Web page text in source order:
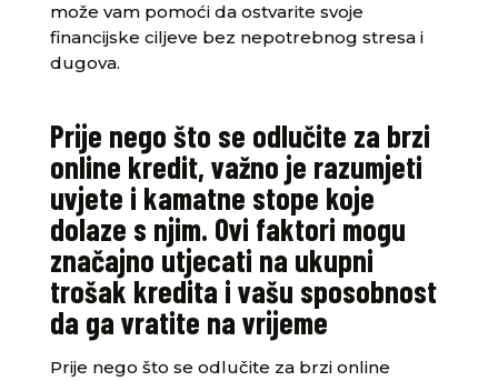
može vam pomoći da ostvarite svoje
financijske ciljeve bez nepotrebnog stresa i
dugova.
Prije nego što se odlučite za brzi
online kredit, važno je razumjeti
uvjete i kamatne stope koje
dolaze s njim. Ovi faktori mogu
značajno utjecati na ukupni
trošak kredita i vašu sposobnost
da ga vratite na vrijeme
Prije nego što se odlučite za brzi online